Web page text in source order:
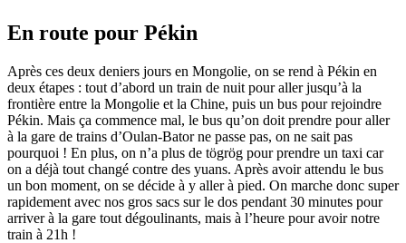
En route pour Pékin
Après ces deux deniers jours en Mongolie, on se rend à Pékin en
deux étapes : tout d’abord un train de nuit pour aller jusqu’à la
frontière entre la Mongolie et la Chine, puis un bus pour rejoindre
Pékin. Mais ça commence mal, le bus qu’on doit prendre pour aller
à la gare de trains d’Oulan-Bator ne passe pas, on ne sait pas
pourquoi ! En plus, on n’a plus de tögrög pour prendre un taxi car
on a déjà tout changé contre des yuans. Après avoir attendu le bus
un bon moment, on se décide à y aller à pied. On marche donc super
rapidement avec nos gros sacs sur le dos pendant 30 minutes pour
arriver à la gare tout dégoulinants, mais à l’heure pour avoir notre
train à 21h !